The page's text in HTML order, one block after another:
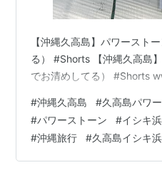
【沖縄久高島】パワースト
る） #Shorts 【沖縄久高島
でお清めしてる） #Shorts
#沖縄久高島 #久高島パワ
#パワーストーン #イシキ浜
#沖縄旅行 #久高島イシキ浜